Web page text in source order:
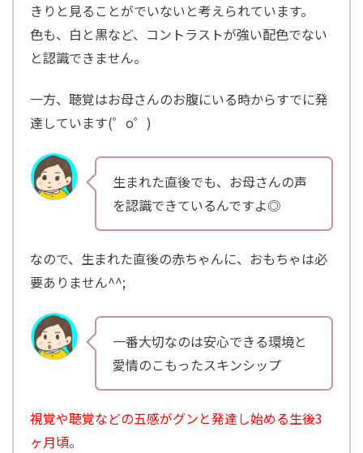
きりと見ることがでいないと考えられています。
色も、白と黒など、コントラストが強い配色でない
と認識できません。
一方、聴覚はお母さんのお腹にいる時からすでに発
達しています(゜o゜)
生まれた直後でも、お母さんの声
を認識できているんですよ◎
なので、生まれた直後の赤ちゃんに、おもちゃは必
要ありません^^;
一番大切なのは安心できる環境と
愛情のこもったスキンシップ
視覚や聴覚などの五感がグンと発達し始める生後3
ヶ月頃。